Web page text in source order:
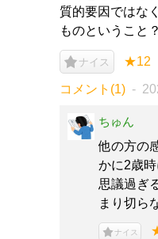
質的要因ではな
ものということ
ナイス ★12
コメント(1)
ちゅん
他の方の
かに2歳
思議過ぎ
まり切ら
ナイス